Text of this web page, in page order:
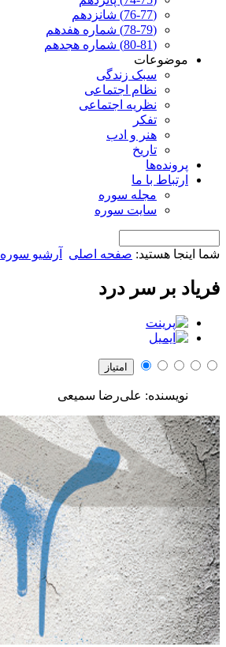
(76-77) شانزدهم
(78-79) شماره هفدهم
(80-81) شماره هجدهم
موضوعات
سبک زندگی
نظام اجتماعی
نظریه اجتماعی
تفکر
هنر و ادب
تاریخ
پرونده‌ها
ارتباط با ما
مجله سوره
سایت سوره
شما اینجا هستید: صفحه اصلی آرشیو سوره
فریاد بر سر درد
نویسنده: علی‌رضا سمیعی